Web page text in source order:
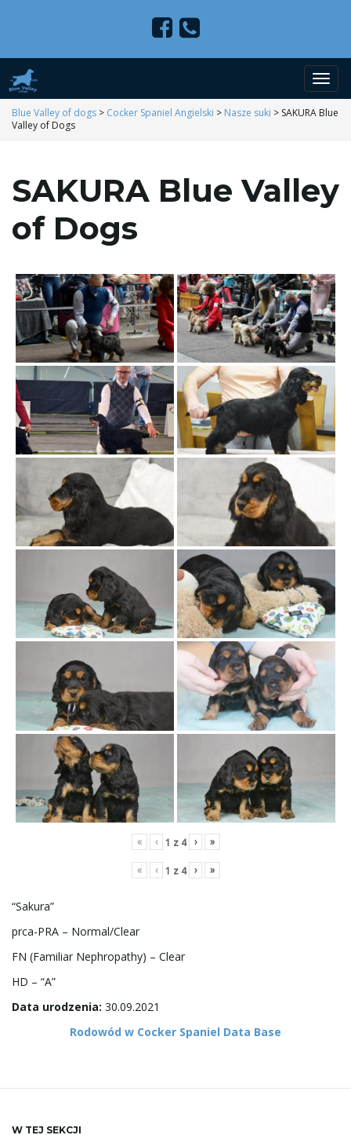
P
e
ą
n
Blue Valley of dogs > Cocker Spaniel Angielski > Nasze suki > SAKURA Blue
Valley of Dogs
SAKURA Blue Valley
of Dogs
« ‹ 1 z 4 › »
« ‹ 1 z 4 › »
“Sakura”
prca-PRA – Normal/Clear
FN (Familiar Nephropathy) – Clear
HD – “A”
Data urodzenia: 30.09.2021
Rodowód w Cocker Spaniel Data Base
W TEJ SEKCJI